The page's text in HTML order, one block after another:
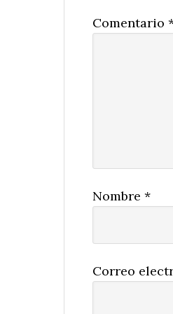
Comentario
Nombre *
Correo